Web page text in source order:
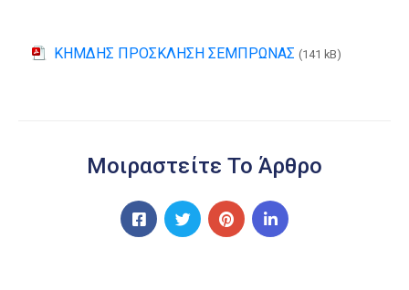
ΚΗΜΔΗΣ ΠΡΟΣΚΛΗΣΗ ΣΕΜΠΡΩΝΑΣ (141 kB)
Μοιραστείτε Το Άρθρο